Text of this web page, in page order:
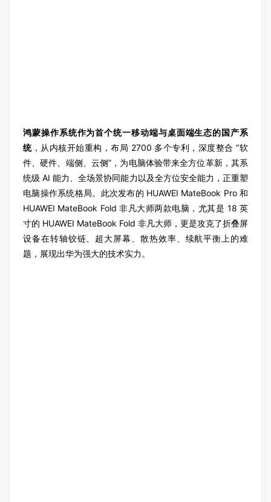
鸿蒙操作系统作为首个统一移动端与桌面端生态的国产系
统，从内核开始重构，布局 2700 多个专利，深度整合 “软
件、硬件、端侧、云侧”，为电脑体验带来全方位革新，其系
统级 AI 能力、全场景协同能力以及全方位安全能力，正重塑
电脑操作系统格局。此次发布的 HUAWEI MateBook Pro 和
HUAWEI MateBook Fold 非凡大师两款电脑，尤其是 18 英
寸的 HUAWEI MateBook Fold 非凡大师，更是攻克了折叠屏
设备在转轴铰链、超大屏幕、散热效率、续航平衡上的难
题，展现出华为强大的技术实力。